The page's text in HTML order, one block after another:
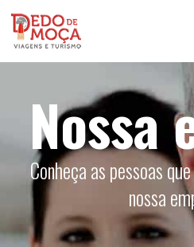
Nossa
Conheça as pessoas
nossa